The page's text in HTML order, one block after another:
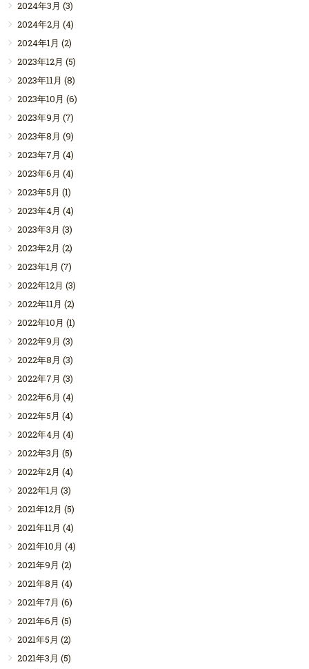
2024年3月 (3)
2024年2月 (4)
2024年1月 (2)
2023年12月 (5)
2023年11月 (8)
2023年10月 (6)
2023年9月 (7)
2023年8月 (9)
2023年7月 (4)
2023年6月 (4)
2023年5月 (1)
2023年4月 (4)
2023年3月 (3)
2023年2月 (2)
2023年1月 (7)
2022年12月 (3)
2022年11月 (2)
2022年10月 (1)
2022年9月 (3)
2022年8月 (3)
2022年7月 (3)
2022年6月 (4)
2022年5月 (4)
2022年4月 (4)
2022年3月 (5)
2022年2月 (4)
2022年1月 (3)
2021年12月 (5)
2021年11月 (4)
2021年10月 (4)
2021年9月 (2)
2021年8月 (4)
2021年7月 (6)
2021年6月 (5)
2021年5月 (2)
2021年3月 (5)